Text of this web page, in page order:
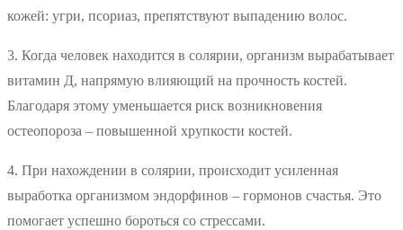
кожей: угри, псориаз, препятствуют выпадению волос.
3. Когда человек находится в солярии, организм вырабатывает
витамин Д, напрямую влияющий на прочность костей.
Благодаря этому уменьшается риск возникновения
остеопороза – повышенной хрупкости костей.
4. При нахождении в солярии, происходит усиленная
выработка организмом эндорфинов – гормонов счастья. Это
помогает успешно бороться со стрессами.